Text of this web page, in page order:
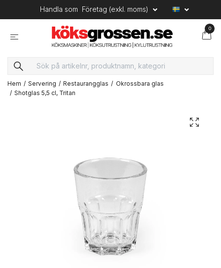
Handla som Företag (exkl. moms)
0
Hem Servering Restaurangglas
Okrossbara glas
Shotglas 5,5 cl, Tritan